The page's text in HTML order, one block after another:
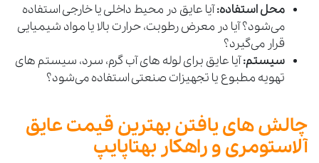
محل استفاده:آیا عایق در محیط داخلی یا خارجی استفاده
می‌شود؟ آیا در معرض رطوبت، حرارت بالا یا مواد شیمیایی
قرار می‌گیرد؟
سیستم:آیا عایق برای لوله‌ های آب گرم، سرد، سیستم‌ های
تهویه مطبوع یا تجهیزات صنعتی استفاده می‌شود؟
چالش‌ های یافتن بهترین قیمت عایق
آلاستومری و راهکار بهتاپایپ